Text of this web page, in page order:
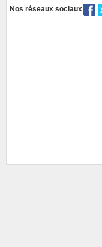
Nos réseaux sociaux